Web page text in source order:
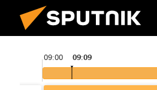
09:00 09:09